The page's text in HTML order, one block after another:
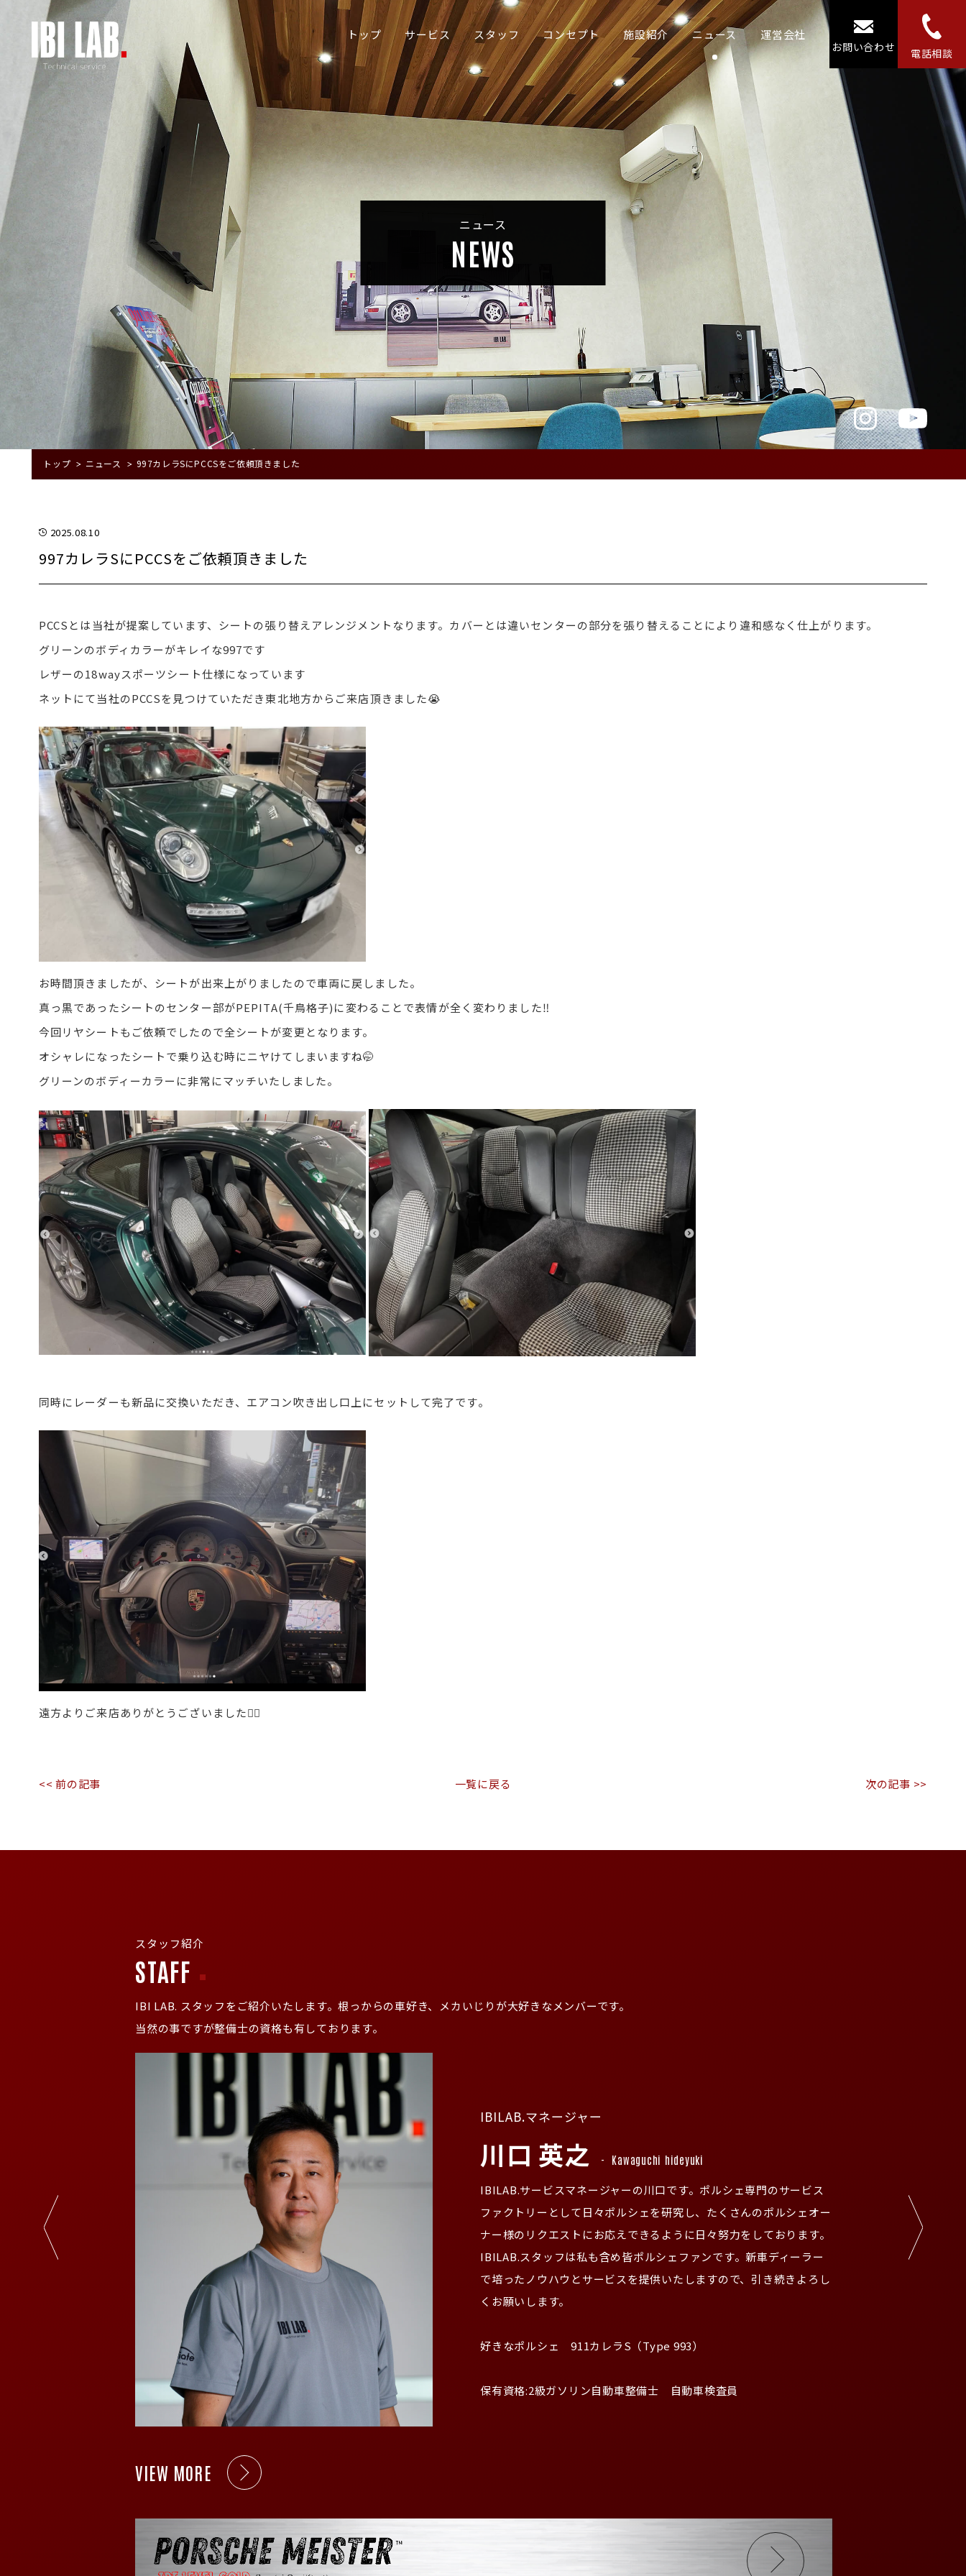
トップ サービス スタッフ コンセプト 施設紹介 ニュース 運営会社
お問い合わせ 電話相談
ニュース
NEWS
トップ ニュース 997カレラSにPCCSをご依頼頂きました
2025.08.10
997カレラSにPCCSをご依頼頂きました
PCCSとは当社が提案しています、シートの張り替えアレンジメントなります。カバーとは違いセンターの部分を張り替えることにより違和感なく仕上がります。
グリーンのボディカラーがキレイな997です
レザーの18wayスポーツシート仕様になっています
ネットにて当社のPCCSを見つけていただき東北地方からご来店頂きました😭
お時間頂きましたが、シートが出来上がりましたので車両に戻しました。
真っ黒であったシートのセンター部がPEPITA(千鳥格子)に変わることで表情が全く変わりました‼️
今回リヤシートもご依頼でしたので全シートが変更となります。
オシャレになったシートで乗り込む時にニヤけてしまいますね🤭
グリーンのボディーカラーに非常にマッチいたしました。
同時にレーダーも新品に交換いただき、エアコン吹き出し口上にセットして完了です。
遠方よりご来店ありがとうございました🙇‍♂️
<< 前の記事 一覧に戻る 次の記事 >>
スタッフ紹介
STAFF
IBI LAB. スタッフをご紹介いたします。根っからの車好き、メカいじりが大好きなメンバーです。
当然の事ですが整備士の資格も有しております。
の経験を活かしなが
います。
努め、一つひとつの作
VIEW MORE
IBILAB.マネージャー
川口 英之 Kawaguchi hideyuki
IBILAB.サービスマネージャーの川口です。ポルシェ専門のサービス
ファクトリーとして日々ポルシェを研究し、たくさんのポルシェオー
ナー様のリクエストにお応えできるように日々努力をしております。
IBILAB.スタッフは私も含め皆ポルシェファンです。新車ディーラー
で培ったノウハウとサービスを提供いたしますので、引き続きよろし
くお願いします。
好きなポルシェ　911カレラS（Type 993）
保有資格:2級ガソリン自動車整備士　自動車検査員